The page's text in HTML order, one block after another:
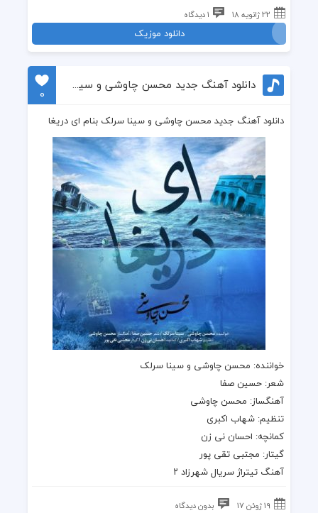
22 ژانویه 18 1 دیدگاه
دانلود موزیک
دانلود آهنگ جدید محسن چاوشی و سینا سرلک بنام ای دریغا
0
دانلود آهنگ جدید محسن چاوشی و سینا سرلک بنام ای دریغا
خواننده: محسن چاوشی وسینا سرلک
شعر: حسین صفا
آهنگساز: محسن چاوشی
تنظیم: شهاب اکبری
کمانچه: احسان نی زن
گیتار: مجتبی تقی پور
آهنگ تیتراژ سریال شهرزاد ۲
19 ژوئن 17 بدون دیدگاه